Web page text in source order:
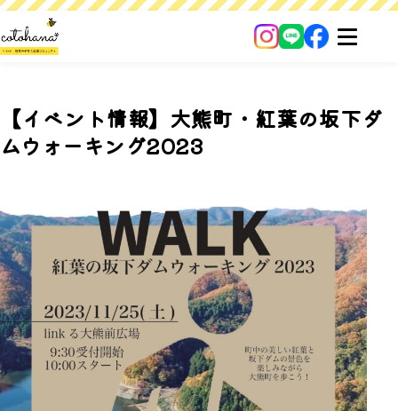
【イベント情報】大熊町・紅葉の坂下ダ
ムウォーキング2023